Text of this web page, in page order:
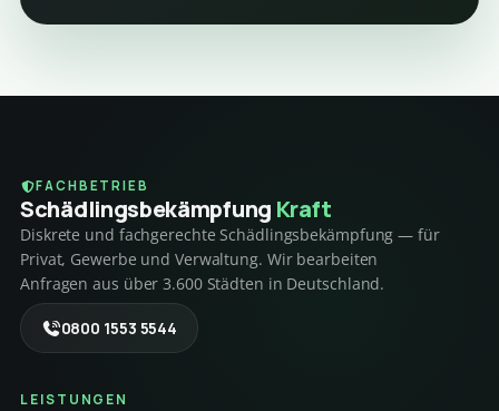
FACHBETRIEB
Schädlings­bekämpfung Kraft
Diskrete und fachgerechte Schädlingsbekämpfung — für
Privat, Gewerbe und Verwaltung. Wir bearbeiten
Anfragen aus über 3.600 Städten in Deutschland.
0800 1553 5544
LEISTUNGEN